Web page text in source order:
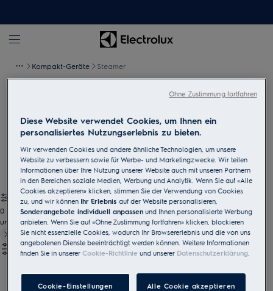
Kompakt-Geräte Steamer
Unsere CombiSteamer vereinen die Funktionen eines Backofens
und Dampfgarers in einem Gerät und sind ideal als Zweitgerät
oder bei kleinen Platzverhältnissen.
0
undefined
Diese Website verwendet Cookies, um Ihnen ein
personalisiertes Nutzungserlebnis zu bieten.
Wir verwenden Cookies und andere ähnliche Technologien, um unsere
Website zu verbessern sowie für Werbe- und Marketingzwecke. Wir teilen
Informationen über Ihre Nutzung unserer Website auch mit unseren Partnern
in den Bereichen soziale Medien, Werbung und Analytik. Wenn Sie auf «Alle
Cookies akzeptieren» klicken, stimmen Sie der Verwendung von Cookies
zu, und wir können Ihr Erlebnisauf der Website personalisieren,
Sonderangebote individuell anpassen und Ihnen personalisierte Werbung
anbieten. Wenn Sie auf «Ohne Zustimmung fortfahren» klicken, blockieren
Sie nicht essenzielle Cookies, wodurch Ihr Browsererlebnis und die von uns
angebotenen Dienste beeinträchtigt werden können. Weitere Informationen
finden Sie in unsererCookie-Richtlinie und unserer Datenschutzerklärung
Cookie-Einstellungen Alle Cookie akzeptieren
Ohne Zustimmung fortfahren